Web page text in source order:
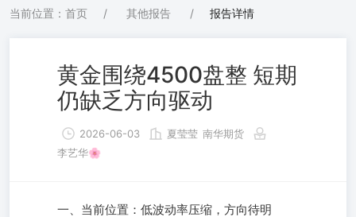
当前位置：首页 / 其他报告 / 报告详情
黄金围绕4500盘整 短期
仍缺乏方向驱动
2026-06-03 夏莹莹 南华期货
李艺华🌸
一、当前位置：低波动率压缩，方向待明